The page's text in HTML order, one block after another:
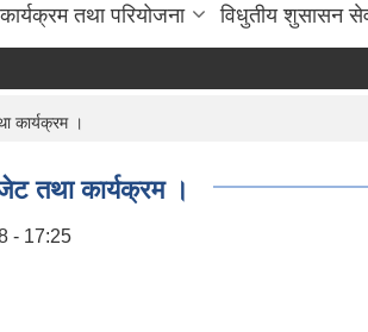
कार्यक्रम तथा परियोजना विधुतीय शुसासन
कार्यक्रम ।
तथा कार्यक्रम ।
- 17:25